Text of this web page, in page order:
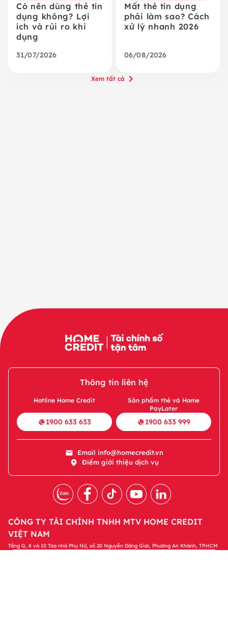
Có nên dùng thẻ tín
dụng không? Lợi
ích và rủi ro khi
dụng
31/07/2026
Mất thẻ tín dụng
phải làm sao? Cách
xử lý nhanh 2026
06/08/2026
Xem tất cả
Thông tin liên hệ
Hotline Home Credit
1900 633 633
Sản phẩm thẻ và Home
PayLater
1900 633 999
Email info@homecredit.vn
Điểm giới thiệu dịch vụ
CÔNG TY TÀI CHÍNH TNHH MTV HOME CREDIT
VIỆT NAM
Tầng G, 8 và 10 Tòa nhà Phụ Nữ, số 20 Nguyễn Đăng Giai, Phường An Khánh, TP.HCM